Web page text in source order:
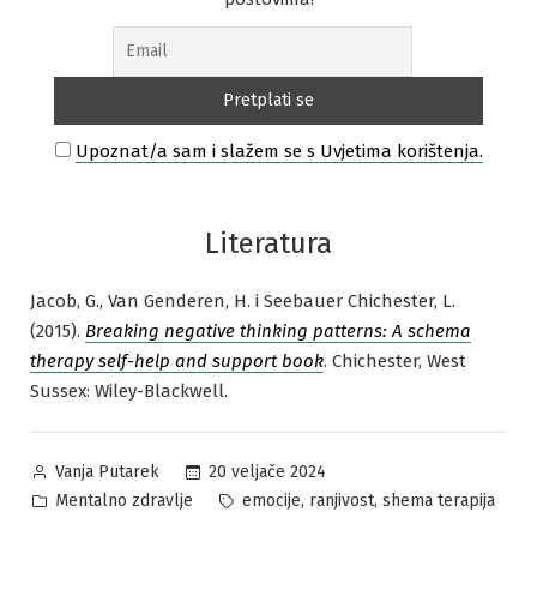
Upoznat/a sam i slažem se s Uvjetima korištenja.
Literatura
Jacob, G., Van Genderen, H. i Seebauer Chichester, L.
(2015). Breaking negative thinking patterns: A schema
therapy self-help and support book. Chichester, West
Sussex: Wiley-Blackwell.
Posted
by
Vanja Putarek
20 veljače 2024
Posted
Mentalno zdravlje Tags:
emocije, ranjivost, shema terapija